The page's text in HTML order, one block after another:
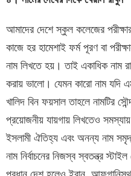
আমাদের দেশে স্কুল কলেজের
কাজে হর হামেশাই ফর্ম পূরণ বা
নাম লিখতে হয়। তাই একাধিক নাম
করায় ভালো। যেমন কারো নাম যদি
খালিদ বিন ফয়সাল তাহলে নামটির
প্রয়োজনীয় যায়গায় লিখতেও
ইসলামী ঐতিহ্য এবং অনন্য নাম
নাম নির্বাচনের নিজস্ব স্বতন্ত্র